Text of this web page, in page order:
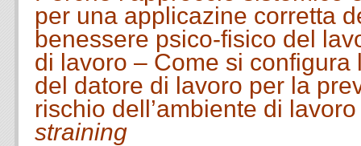
per una applicazine corretta
benessere psico-fisico del
di lavoro – Come si configura
del datore di lavoro per la
rischio dell’ambiente di
straining